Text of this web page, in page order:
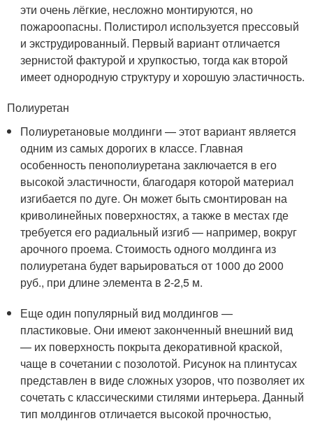
эти очень лёгкие, несложно монтируются, но
пожароопасны. Полистирол используется прессовый
и экструдированный. Первый вариант отличается
зернистой фактурой и хрупкостью, тогда как второй
имеет однородную структуру и хорошую эластичность.
Полиуретан
Полиуретановые молдинги — этот вариант является
одним из самых дорогих в классе. Главная
особенность пенополиуретана заключается в его
высокой эластичности, благодаря которой материал
изгибается по дуге. Он может быть смонтирован на
криволинейных поверхностях, а также в местах где
требуется его радиальный изгиб — например, вокруг
арочного проема. Стоимость одного молдинга из
полиуретана будет варьироваться от 1000 до 2000
руб., при длине элемента в 2-2,5 м.
Еще один популярный вид молдингов —
пластиковые. Они имеют законченный внешний вид
— их поверхность покрыта декоративной краской,
чаще в сочетании с позолотой. Рисунок на плинтусах
представлен в виде сложных узоров, что позволяет их
сочетать с классическими стилями интерьера. Данный
тип молдингов отличается высокой прочностью,